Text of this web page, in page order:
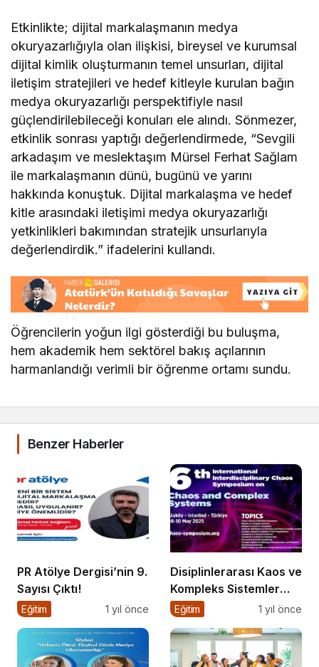
Etkinlikte; dijital markalaşmanın medya
okuryazarlığıyla olan ilişkisi, bireysel ve kurumsal
dijital kimlik oluşturmanın temel unsurları, dijital
iletişim stratejileri ve hedef kitleyle kurulan bağın
medya okuryazarlığı perspektifiyle nasıl
güçlendirilebileceği konuları ele alındı. Sönmezer,
etkinlik sonrası yaptığı değerlendirmede, “Sevgili
arkadaşım ve meslektaşım Mürsel Ferhat Sağlam
ile markalaşmanın dünü, bugünü ve yarını
hakkında konuştuk. Dijital markalaşma ve hedef
kitle arasındaki iletişimi medya okuryazarlığı
yetkinlikleri bakımından stratejik unsurlarıyla
değerlendirdik.” ifadelerini kullandı.
Öğrencilerin yoğun ilgi gösterdiği bu buluşma,
hem akademik hem sektörel bakış açılarının
harmanlandığı verimli bir öğrenme ortamı sundu.
Benzer Haberler
PR Atölye Dergisi’nin 9.
Sayısı Çıktı!
Eğitim 1 yıl önce
Disiplinlerarası Kaos ve
Kompleks Sistemler
Sempozyumu İçin Geri
Eğitim 1 yıl önce